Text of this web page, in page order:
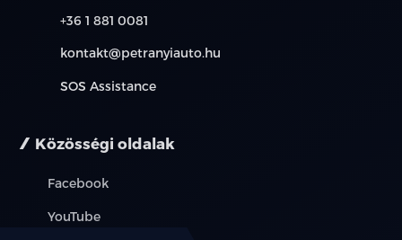
+36 1 881 0081
kontakt@petranyiauto.hu
SOS Assistance
Közösségi oldalak
Facebook
YouTube